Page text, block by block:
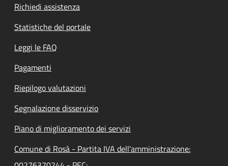
Richiedi assistenza
Statistiche del portale
Leggi le FAQ
Pagamenti
Riepilogo valutazioni
Segnalazione disservizio
Piano di miglioramento dei servizi
Comune di Rosà - Partita IVA dell'amministrazione: